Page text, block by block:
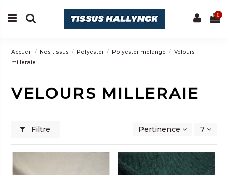
0
Accueil Nos tissus Polyester Polyester mélangé
Velours
milleraie
VELOURS MILLERAIE
Filtre Pertinence 7